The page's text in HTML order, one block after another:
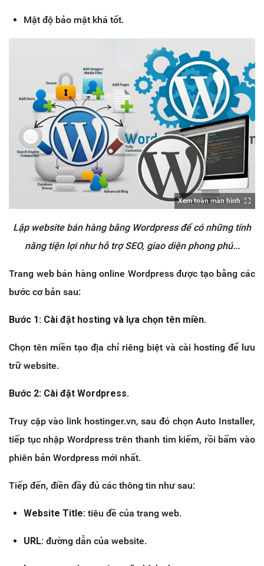
Mật độ bảo mật khá tốt.
Xem toàn màn hình
Lập website bán hàng bằng Wordpress để có những tính
năng tiện lợi như hỗ trợ SEO, giao diện phong phú...
Trang web bán hàng online Wordpress được tạo bằng các
bước cơ bản sau:
Bước 1: Cài đặt hosting và lựa chọn tên miền.
Chọn tên miền tạo địa chỉ riêng biệt và cài hosting để lưu
trữ website.
Bước 2: Cài đặt Wordpress.
Truy cập vào link hostinger.vn, sau đó chọn Auto Installer,
tiếp tục nhập Wordpress trên thanh tìm kiếm, rồi bấm vào
phiên bản Wordpress mới nhất.
Tiếp đến, điền đầy đủ các thông tin như sau:
Website Title: tiêu đề của trang web.
URL: đường dẫn của website.